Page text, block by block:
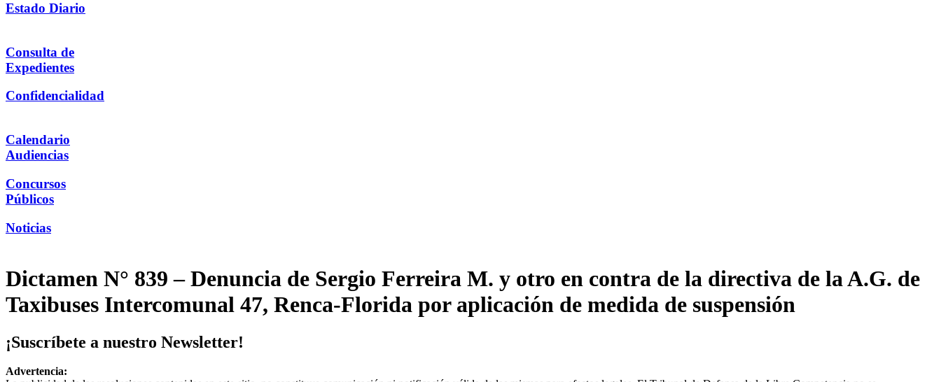
Estado Diario
Consulta de
Expedientes
Confidencialidad
Calendario
Audiencias
Concursos
Públicos
Noticias
Dictamen N° 839 – Denuncia de Sergio Ferreira M. y otro en contra de la directiva de la A.G. de
Taxibuses Intercomunal 47, Renca-Florida por aplicación de medida de suspensión
¡Suscríbete a nuestro Newsletter!
Advertencia: